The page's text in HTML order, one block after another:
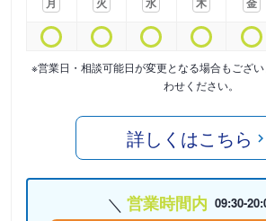
※営業日・相談可能日が変更となる場合もござ
わせください。
詳しくはこちら
営業時間内 09:30-